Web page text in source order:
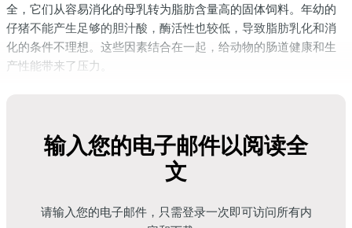
全，它们从容易消化的母乳转为脂肪含量高的固体饲料。年幼的
仔猪不能产生足够的胆汁酸，酶活性也较低，导致脂肪乳化和消
化的条件不理想。这些因素结合在一起，给动物的肠道健康和生
产性能带来了压力。
下，基于水解卵磷脂（又称溶血卵磷脂）的饲料添加剂正在迅速
卵磷脂天然存在于植物中，通常用于动物饲料，是一种廉价的能
输入您的电子邮件以阅读全
文
请输入您的电子邮件，只需登录一次即可访问所有内